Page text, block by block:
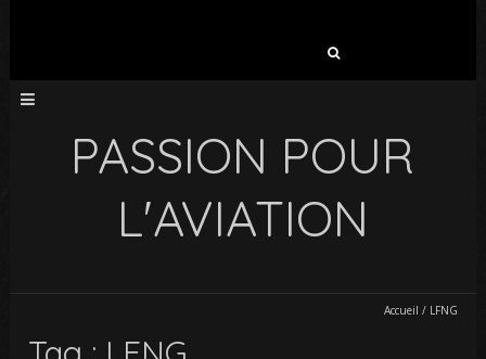
PASSION POUR
L'AVIATION
Accueil / LFNG